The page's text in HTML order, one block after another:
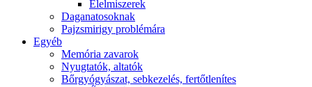
É́lelmiszerek
Daganatosoknak
Pajzsmirigy problémára
Egyéb
Memória zavarok
Nyugtatók, altatók
Bőrgyógyászat, sebkezelés, fertőtlenítes